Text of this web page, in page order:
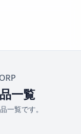
一覧
一覧です。